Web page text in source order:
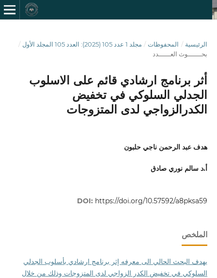
الرئيسية / المحفوظات / مجلد 1 عدد 105 (2025): العدد 105 المجلد الأول
/
بحـــــــوث العــــــدد
أثر برنامج ارشادي قائم على الاسلوب
الجدلي السلوكي في تخفيض
الكدرالزواجي لدى المتزوجات
هدف عبد الرحمن ناجي حلبون
أ.د سالم نوري صادق
DOI: https://doi.org/10.57592/a8pksa59
الملخص
يهدف البحث الحالي الى معرفه إثر برنامج ارشادي بأسلوب الجدلي
السلوكي في تخفيض الكدر الزواجي لدى المتزوجات وذلك من خلال